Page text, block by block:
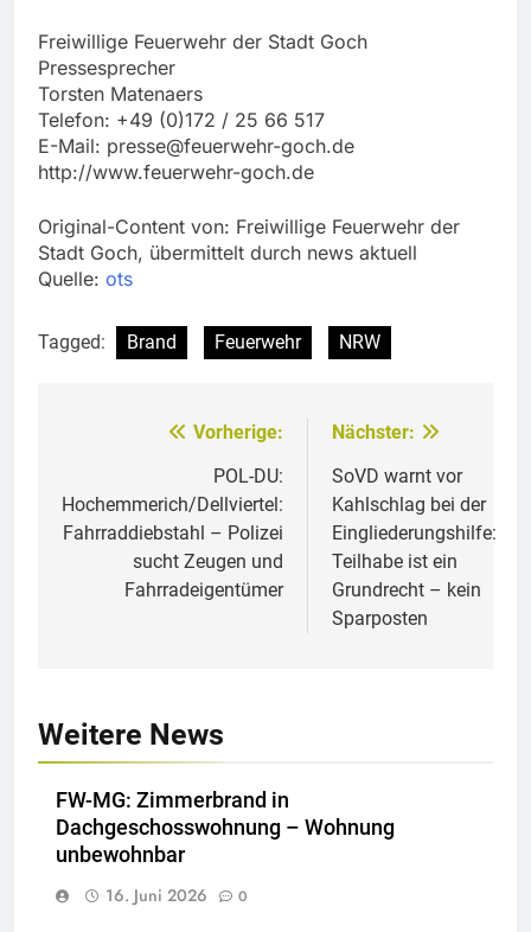
Freiwillige Feuerwehr der Stadt Goch
Pressesprecher
Torsten Matenaers
Telefon: +49 (0)172 / 25 66 517
E-Mail: presse@feuerwehr-goch.de
http://www.feuerwehr-goch.de
Original-Content von: Freiwillige Feuerwehr der
Stadt Goch, übermittelt durch news aktuell
Quelle: ots
Tagged: Brand Feuerwehr NRW
Beitragsnavigation
Vorherige:
POL-DU:
Hochemmerich/Dellviertel:
Fahrraddiebstahl – Polizei
sucht Zeugen und
Fahrradeigentümer
Nächster:
SoVD warnt vor
Kahlschlag bei der
Eingliederungshilfe:
Teilhabe ist ein
Grundrecht – kein
Sparposten
Weitere News
FW-MG: Zimmerbrand in
Dachgeschosswohnung – Wohnung
unbewohnbar
16. Juni 2026
0